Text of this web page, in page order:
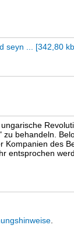
seyn ... [342,80 kb
zu behandeln.
des
entsprochen